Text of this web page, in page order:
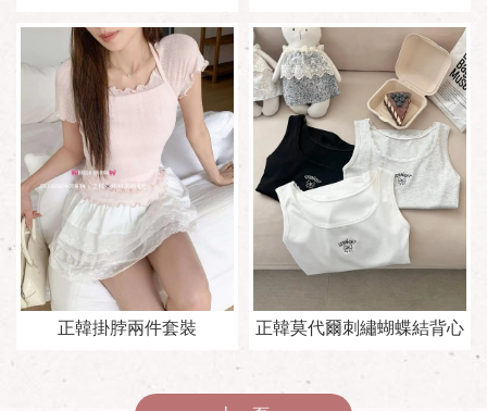
正韓掛脖兩件套裝 正韓莫代爾刺繡蝴蝶結背心